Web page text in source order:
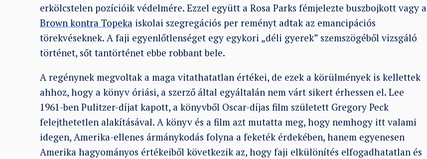
erkölcstelen pozícióik védelmére. Ezzel együtt a Rosa Parks fémjelezte buszbojkott vagy a
Brown kontra Topekaiskolai szegregációs per reményt adtak az emancipációs
törekvéseknek. A faji egyenlőtlenséget egy egykori „déli gyerek” szemszögéből vizsgáló
történet, sőt tantörténet ebbe robbant bele.
A regénynek megvoltak a maga vitathatatlan értékei, de ezek a körülmények is kellettek
ahhoz, hogy a könyv óriási, a szerző által egyáltalán nem várt sikert érhessen el. Lee
1961-ben Pulitzer-díjat kapott, a könyvből Oscar-díjas film született Gregory Peck
felejthetetlen alakításával. A könyv és a film azt mutatta meg, hogy nemhogy itt valami
idegen, Amerika-ellenes ármánykodás folyna a feketék érdekében, hanem egyenesen
Amerika hagyományos értékeiből következik az, hogy faji elkülönítés elfogadhatatlan és